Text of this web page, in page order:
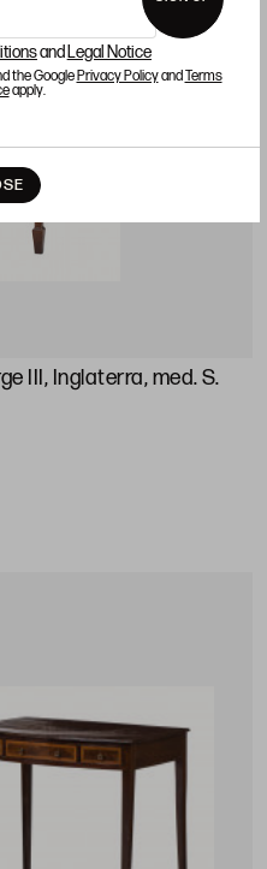
and Legal Notice
the GooglePrivacy PolicyandTerms
apply.
III, Inglaterra, med. S.